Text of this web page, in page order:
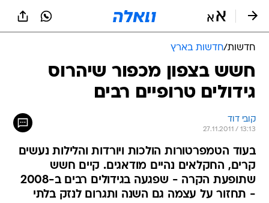
חדשות/חדשות בארץ
חשש בצפון מכפור שיהרוס
גידולים טרופיים רבים
קובי דוד
27.11.2011 / 13:13
בעוד הטמפרטורות הולכות ויורדות והלילות נעשים
קרים, החקלאים נהיים מודאגים. קיים חשש
שתופעת הקרה - שפגעה בגידולים רבים ב-2008
- תחזור על עצמה גם השנה ותגרום לנזק בלתי